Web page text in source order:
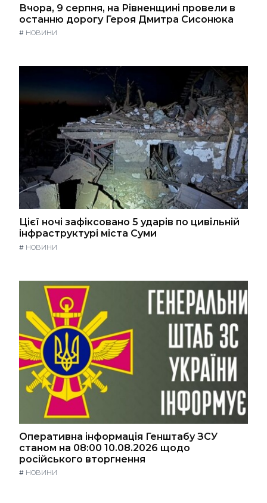
Вчора, 9 серпня, на Рівненщині провели в
останню дорогу Героя Дмитра Сисонюка
# НОВИНИ
Цієї ночі зафіксовано 5 ударів по цивільній
інфраструктурі міста Суми
# НОВИНИ
Оперативна інформація Генштабу ЗСУ
станом на 08:00 10.08.2026 щодо
російського вторгнення
# НОВИНИ